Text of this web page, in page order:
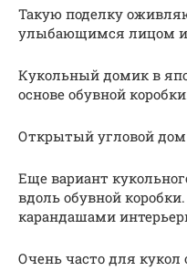
Такую поделку
улыбающимся лицом
Кукольный домик в
основе обувной
Открытый угловой
Еще вариант
вдоль обувной
карандашами
Очень часто для